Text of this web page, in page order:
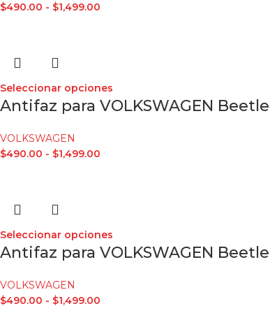
$490.00 - $1,499.00
Seleccionar opciones
Antifaz para VOLKSWAGEN Beetle
VOLKSWAGEN
$490.00 - $1,499.00
Seleccionar opciones
Antifaz para VOLKSWAGEN Beetle
VOLKSWAGEN
$490.00 - $1,499.00